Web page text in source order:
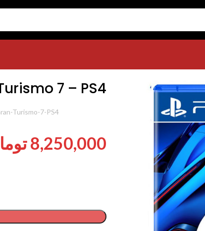
7 – PS4
Turismo-7-PS4
8,250,000